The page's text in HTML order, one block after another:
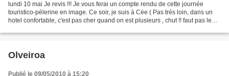
lundi 10 mai Je revis !!! Je vous ferai un compte rendu de cette journée
touristico-pélerine en image. Ce soir, je suis à Cée ( Pas trés loin, dans un
hotel confortable, c'est pas cher quand on est plusieurs , chut !! faut pas le
Olveiroa
Publié le 09/05/2010 à 15:20